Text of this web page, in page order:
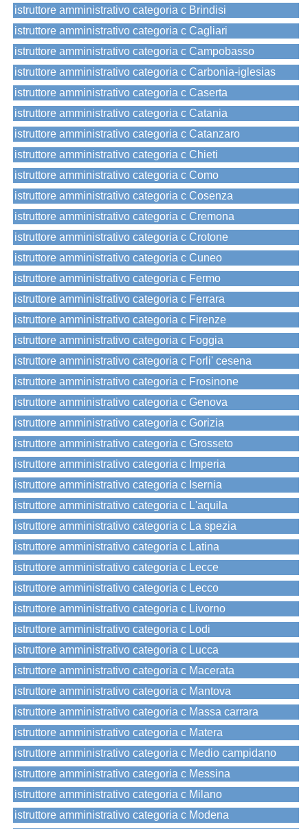
istruttore amministrativo categoria c Brindisi
istruttore amministrativo categoria c Cagliari
istruttore amministrativo categoria c Campobasso
istruttore amministrativo categoria c Carbonia-iglesias
istruttore amministrativo categoria c Caserta
istruttore amministrativo categoria c Catania
istruttore amministrativo categoria c Catanzaro
istruttore amministrativo categoria c Chieti
istruttore amministrativo categoria c Como
istruttore amministrativo categoria c Cosenza
istruttore amministrativo categoria c Cremona
istruttore amministrativo categoria c Crotone
istruttore amministrativo categoria c Cuneo
istruttore amministrativo categoria c Fermo
istruttore amministrativo categoria c Ferrara
istruttore amministrativo categoria c Firenze
istruttore amministrativo categoria c Foggia
istruttore amministrativo categoria c Forli' cesena
istruttore amministrativo categoria c Frosinone
istruttore amministrativo categoria c Genova
istruttore amministrativo categoria c Gorizia
istruttore amministrativo categoria c Grosseto
istruttore amministrativo categoria c Imperia
istruttore amministrativo categoria c Isernia
istruttore amministrativo categoria c L'aquila
istruttore amministrativo categoria c La spezia
istruttore amministrativo categoria c Latina
istruttore amministrativo categoria c Lecce
istruttore amministrativo categoria c Lecco
istruttore amministrativo categoria c Livorno
istruttore amministrativo categoria c Lodi
istruttore amministrativo categoria c Lucca
istruttore amministrativo categoria c Macerata
istruttore amministrativo categoria c Mantova
istruttore amministrativo categoria c Massa carrara
istruttore amministrativo categoria c Matera
istruttore amministrativo categoria c Medio campidano
istruttore amministrativo categoria c Messina
istruttore amministrativo categoria c Milano
istruttore amministrativo categoria c Modena